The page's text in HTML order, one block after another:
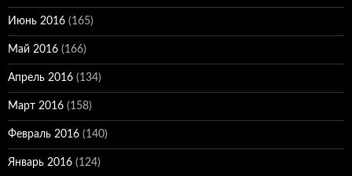
Июнь 2016 (165)
Май 2016 (166)
Апрель 2016 (134)
Март 2016 (158)
Февраль 2016 (140)
Январь 2016 (124)